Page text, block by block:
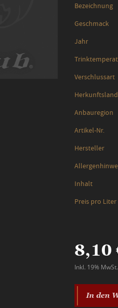
Bezeichnung
Geschmack
Jahr
Verschlussart
Herkunftsland
Anbauregion
Artikel-Nr.
Hersteller
Inhalt
Preis pro Liter
8,10
Inkl. 19% MwSt.
In den